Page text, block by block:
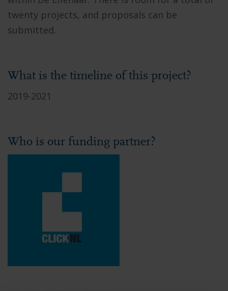
twenty projects, and proposals can be
submitted.
What is the timeline of this project?
2019-2021
Who is our funding partner?